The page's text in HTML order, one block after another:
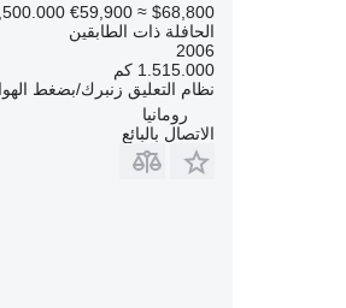
€59,900 ≈ $68,800
الحافلة ذات الطابقين
2006
1.515.000 كم
نظام التعليق زنبرك/بضغط
رومانيا
الاتصال بالبائع